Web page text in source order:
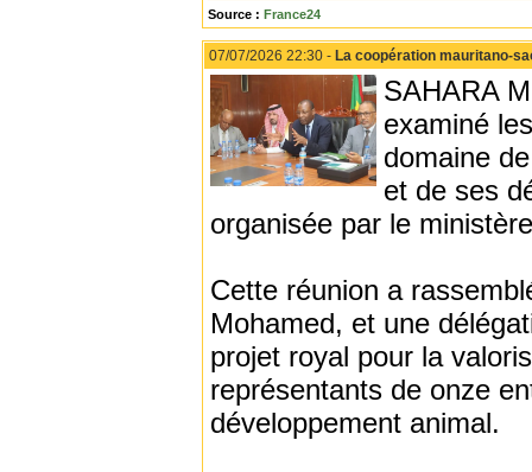
Source : France24
07/07/2026 22:30 - La coopération mauritano-
SAHARA
examiné
domaine
et de ses
organisée par le
Cette réunion a
Mohamed, et une
projet royal pour la
représentants de onze
développement animal.